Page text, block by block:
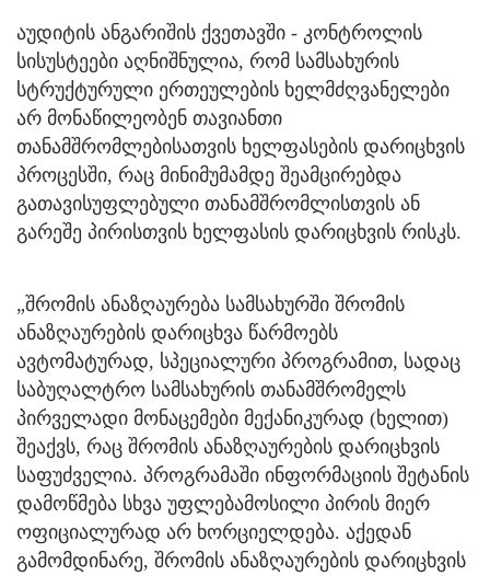
აუდიტის ანგარიშის ქვეთავში - კონტროლის
სისუსტეები აღნიშნულია, რომ სამსახურის
სტრუქტურული ერთეულების ხელმძღვანელები
არ მონაწილეობენ თავიანთი
თანამშრომლებისათვის ხელფასების დარიცხვის
პროცესში, რაც მინიმუმამდე შეამცირებდა
გათავისუფლებული თანამშრომლისთვის ან
გარეშე პირისთვის ხელფასის დარიცხვის რისკს.
„შრომის ანაზღაურება სამსახურში შრომის
ანაზღაურების დარიცხვა წარმოებს
ავტომატურად, სპეციალური პროგრამით, სადაც
საბუღალტრო სამსახურის თანამშრომელს
პირველადი მონაცემები მექანიკურად (ხელით)
შეაქვს, რაც შრომის ანაზღაურების დარიცხვის
საფუძველია. პროგრამაში ინფორმაციის შეტანის
დამოწმება სხვა უფლებამოსილი პირის მიერ
ოფიციალურად არ ხორციელდება. აქედან
გამომდინარე, შრომის ანაზღაურების დარიცხვის